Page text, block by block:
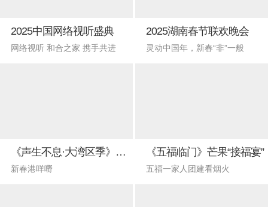
2025中国网络视听盛典
网络视听 和合之家 携手共进
2025湖南春节联欢晚会
灵动中国年，新春“非”一般
《声生不息·大湾区季》直播特别策划
新春港咩嘢
《五福临门》芒果“接福宴”
五福一家人团建看烟火